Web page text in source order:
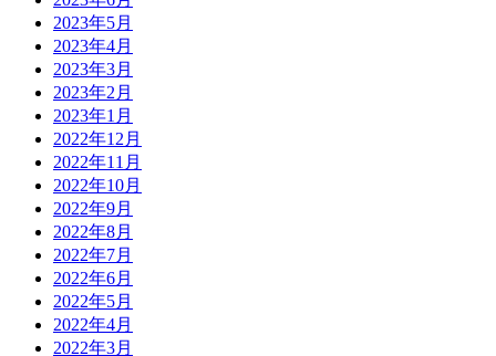
2023年5月
2023年4月
2023年3月
2023年2月
2023年1月
2022年12月
2022年11月
2022年10月
2022年9月
2022年8月
2022年7月
2022年6月
2022年5月
2022年4月
2022年3月